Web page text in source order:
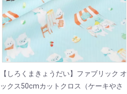
【しろくまきょうだい】ファブリック オ
ックス50cmカットクロス（ケーキやさ